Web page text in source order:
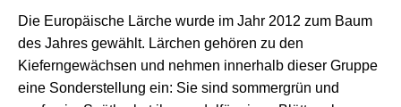
Die Europäische Lärche wurde im Jahr 2012 zum Baum
des Jahres gewählt. Lärchen gehören zu den
Kieferngewächsen und nehmen innerhalb dieser Gruppe
eine Sonderstellung ein: Sie sind sommergrün und